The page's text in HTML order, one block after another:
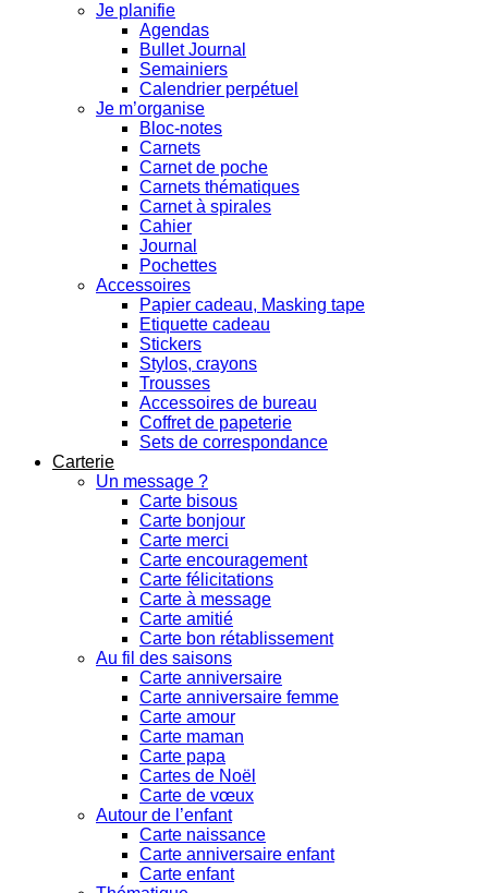
Je planifie
Agendas
Bullet Journal
Semainiers
Calendrier perpétuel
Je m’organise
Bloc-notes
Carnets
Carnet de poche
Carnets thématiques
Carnet à spirales
Cahier
Journal
Pochettes
Accessoires
Papier cadeau, Masking tape
Etiquette cadeau
Stickers
Stylos, crayons
Trousses
Accessoires de bureau
Coffret de papeterie
Sets de correspondance
Carterie
Un message ?
Carte bisous
Carte bonjour
Carte merci
Carte encouragement
Carte félicitations
Carte à message
Carte amitié
Carte bon rétablissement
Au fil des saisons
Carte anniversaire
Carte anniversaire femme
Carte amour
Carte maman
Carte papa
Cartes de Noël
Carte de vœux
Autour de l’enfant
Carte naissance
Carte anniversaire enfant
Carte enfant